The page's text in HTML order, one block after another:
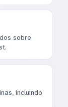
sobre
incluindo